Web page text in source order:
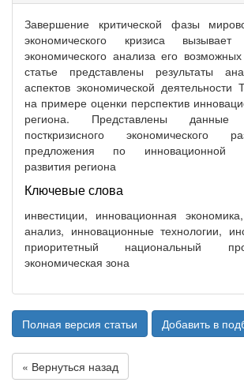
Завершение критической фазы
экономического кризиса вызывает
экономического анализа его
статье представлены результаты
аспектов экономической деятельности
на примере оценки перспектив
региона. Представлены
посткризисного экономического
предложения по инновационной
развития региона
Ключевые слова
инвестиции, инновационная
анализ, инновационные технологии,
приоритетный национальный
экономическая зона
Полная версия статьи Добавить в
« Вернуться назад